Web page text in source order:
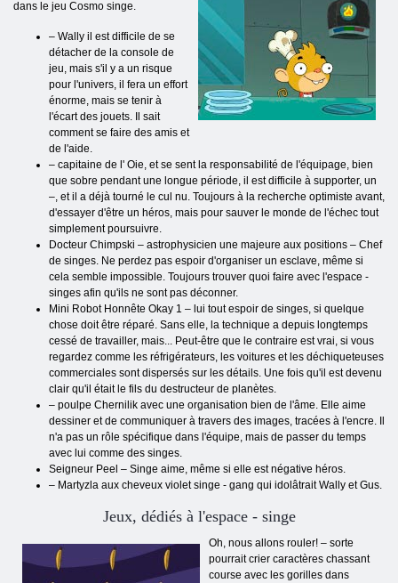
dans le jeu Cosmo singe.
– Wally il est difficile de se
détacher de la console de
jeu, mais s'il y a un risque
pour l'univers, il fera un effort
énorme, mais se tenir à
l'écart des jouets. Il sait
comment se faire des amis et
de l'aide.
– capitaine de l' Oie, et se sent la responsabilité de l'équipage, bien
que sobre pendant une longue période, il est difficile à supporter, un
–, et il a déjà tourné le cul nu. Toujours à la recherche optimiste avant,
d'essayer d'être un héros, mais pour sauver le monde de l'échec tout
simplement poursuivre.
Docteur Chimpski – astrophysicien une majeure aux positions – Chef
de singes. Ne perdez pas espoir d'organiser un esclave, même si
cela semble impossible. Toujours trouver quoi faire avec l'espace -
singes afin qu'ils ne sont pas déconner.
Mini Robot Honnête Okay 1 – lui tout espoir de singes, si quelque
chose doit être réparé. Sans elle, la technique a depuis longtemps
cessé de travailler, mais... Peut-être que le contraire est vrai, si vous
regardez comme les réfrigérateurs, les voitures et les déchiqueteuses
commerciales sont dispersés sur les détails. Une fois qu'il est devenu
clair qu'il était le fils du destructeur de planètes.
– poulpe Chernilik avec une organisation bien de l'âme. Elle aime
dessiner et de communiquer à travers des images, tracées à l'encre. Il
n'a pas un rôle spécifique dans l'équipe, mais de passer du temps
avec lui comme des singes.
Seigneur Peel – Singe aime, même si elle est négative héros.
– Martyzla aux cheveux violet singe - gang qui idolâtrait Wally et Gus.
Jeux, dédiés à l'espace - singe
Oh, nous allons rouler! – sorte
pourrait crier caractères chassant
course avec les gorilles dans